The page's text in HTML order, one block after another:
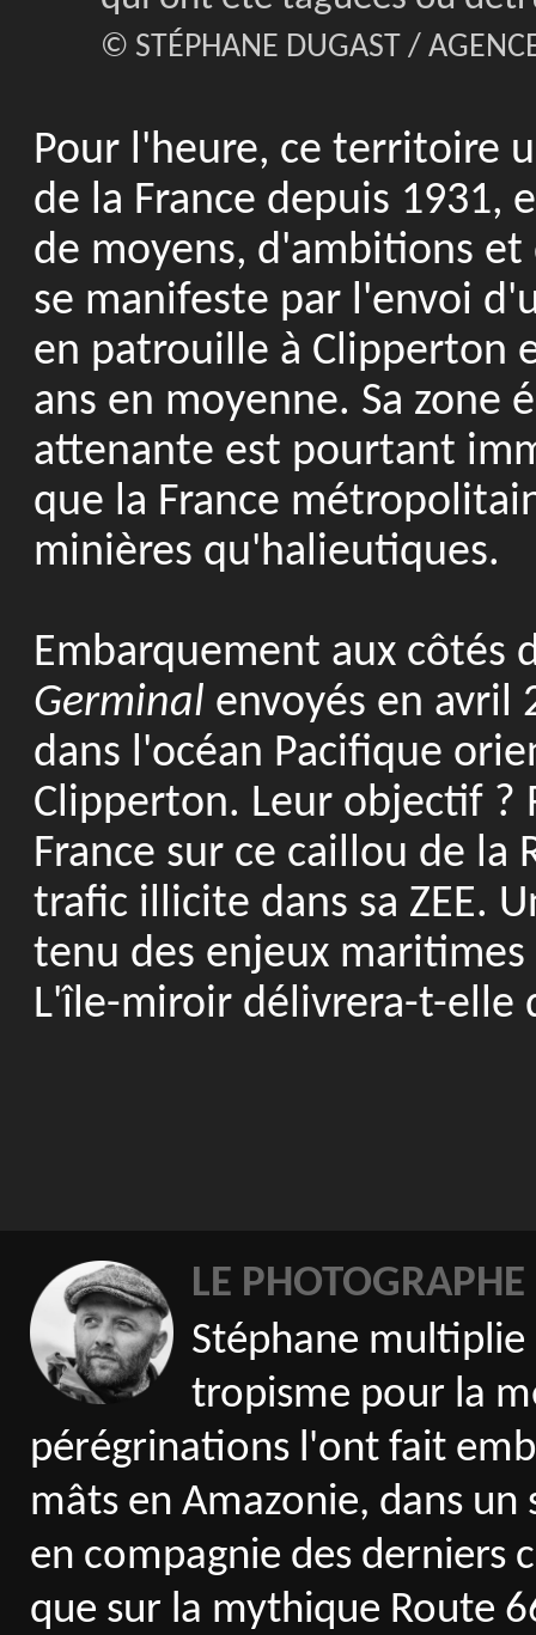
© STÉPHANE DUGAST /
Pour l'heure, ce territoire
de la France depuis 1931,
de moyens, d'ambitions et
se manifeste par l'envoi
en patrouille à Clipperton
ans en moyenne. Sa zone
attenante est pourtant
que la France
minières qu'halieutiques.
Embarquement aux côtés
Germinal envoyés en avril
dans l'océan Pacifique
Clipperton. Leur objectif ?
France sur ce caillou de
trafic illicite dans sa ZEE.
tenu des enjeux
L'île-miroir délivrera-t-elle
LE PHOTOGRAPHE
Stéphane
tropisme pour la
pérégrinations l'ont fait
mâts en Amazonie, dans
en compagnie des derniers
que sur la mythique Route